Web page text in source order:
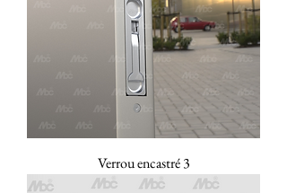
Verrou encastré 3